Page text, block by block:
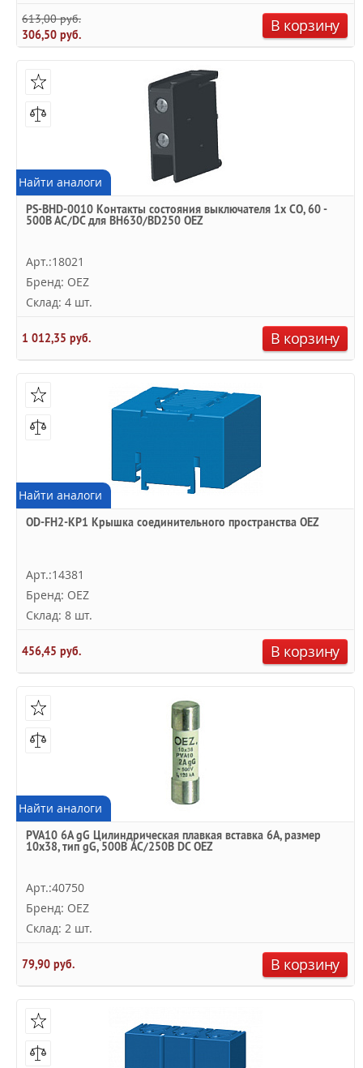
613,00 руб.
306,50 руб.
В корзину
Найти аналоги
PS-BHD-0010 Контакты состояния выключателя 1x CO, 60 -
500B AC/DC для BH630/BD250 OEZ
Арт.:18021
Бренд: OEZ
Склад: 4 шт.
1 012,35 руб. В корзину
Найти аналоги
OD-FH2-KP1 Крышка соединительного пространства OEZ
Арт.:14381
Бренд: OEZ
Склад: 8 шт.
456,45 руб. В корзину
Найти аналоги
PVA10 6A gG Цилиндрическая плавкая вставка 6А, размер
10х38, тип gG, 500В AC/250В DC OEZ
Арт.:40750
Бренд: OEZ
Склад: 2 шт.
79,90 руб. В корзину